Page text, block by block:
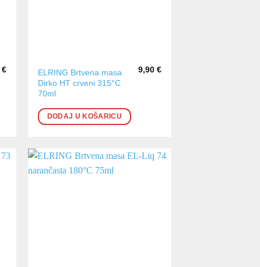
€
ELRING Brtvena masa
Dirko HT crveni 315°C
70ml
9,90 €
DODAJ U KOŠARICU